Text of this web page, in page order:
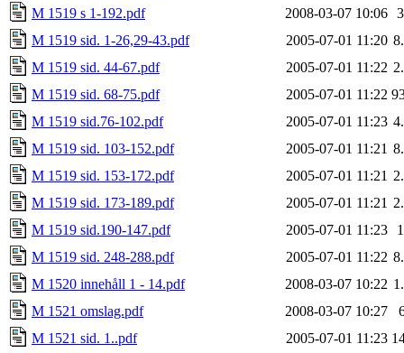
M 1519 s 1-192.pdf
2008-03-07 10:06
M 1519 sid. 1-26,29-43.pdf
2005-07-01 11:20
M 1519 sid. 44-67.pdf
2005-07-01 11:22
M 1519 sid. 68-75.pdf
2005-07-01 11:22
M 1519 sid.76-102.pdf
2005-07-01 11:23
M 1519 sid. 103-152.pdf
2005-07-01 11:21
M 1519 sid. 153-172.pdf
2005-07-01 11:21
M 1519 sid. 173-189.pdf
2005-07-01 11:21
M 1519 sid.190-147.pdf
2005-07-01 11:23
M 1519 sid. 248-288.pdf
2005-07-01 11:22
M 1520 innehåll 1 - 14.pdf
2008-03-07 10:22
M 1521 omslag.pdf
2008-03-07 10:27
M 1521 sid. 1..pdf
2005-07-01 11:23